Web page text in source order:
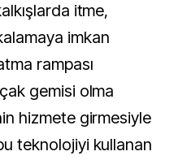
itme,
imkan
rampası
gemisi olma
hizmete girmesiyle
teknolojiyi kullanan